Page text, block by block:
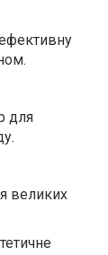
для
великих